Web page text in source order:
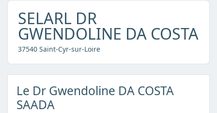
SELARL DR
GWENDOLINE DA COSTA
37540 Saint-Cyr-sur-Loire
Le Dr Gwendoline DA COSTA
SAADA